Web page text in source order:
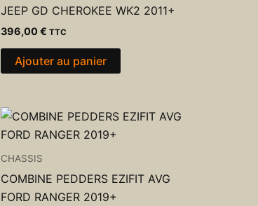
JEEP GD CHEROKEE WK2 2011+
396,00€ TTC
Ajouter au panier
CHASSIS
COMBINE PEDDERS EZIFIT AVG
FORD RANGER 2019+